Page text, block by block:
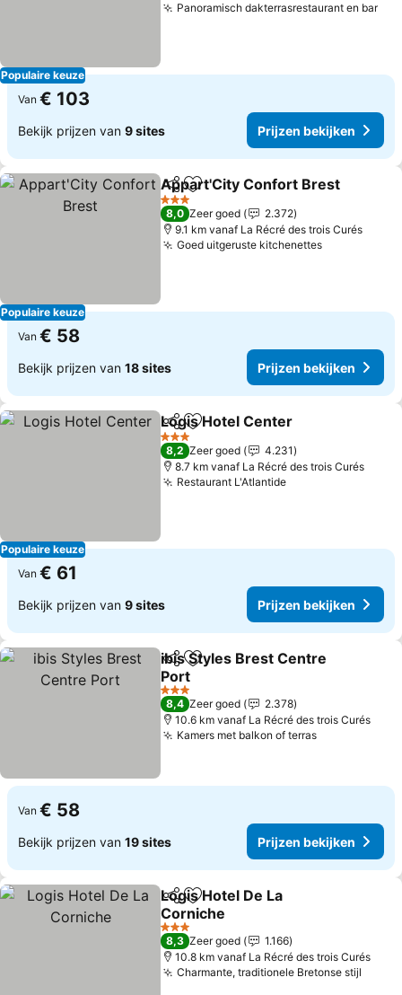
Populaire keuze
Panoramisch dakterrasrestaurant en bar
Van € 103
Bekijk prijzen van 9 sites Prijzen bekijken
Populaire keuze
DelenToevoegen aan favorieten
Appart'City Confort Brest
3 Sterren
8,0 Zeer goed
2.372
9.1 km vanaf La Récré des trois Curés
Goed uitgeruste kitchenettes
Van € 58
Bekijk prijzen van 18 sites Prijzen bekijken
Populaire keuze
DelenToevoegen aan favorieten
Logis Hotel Center
3 Sterren
8,2 Zeer goed
4.231
8.7 km vanaf La Récré des trois Curés
Restaurant L'Atlantide
Van € 61
Bekijk prijzen van 9 sites Prijzen bekijken
DelenToevoegen aan favorieten
ibis Styles Brest Centre
Port
3 Sterren
8,4 Zeer goed
2.378
10.6 km vanaf La Récré des trois Curés
Kamers met balkon of terras
Van € 58
Bekijk prijzen van 19 sites Prijzen bekijken
DelenToevoegen aan favorieten
Logis Hotel De La
Corniche
3 Sterren
8,3 Zeer goed
1.166
10.8 km vanaf La Récré des trois Curés
Charmante, traditionele Bretonse stijl